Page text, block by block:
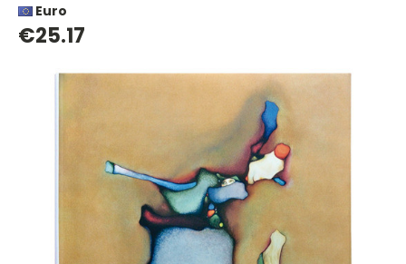
Euro
€25.17